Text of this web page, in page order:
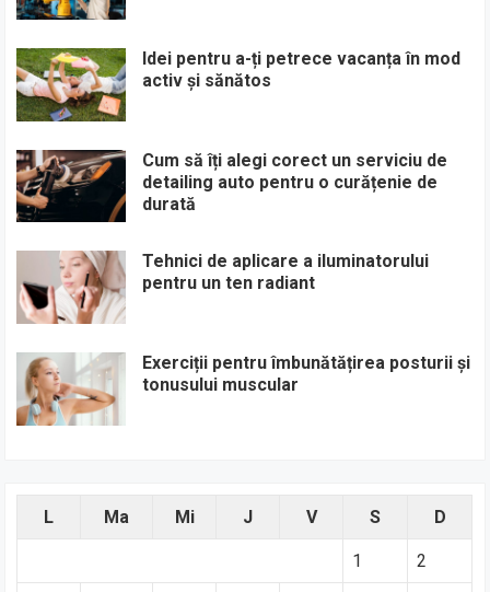
Idei pentru a-ți petrece vacanța în mod
activ și sănătos
Cum să îți alegi corect un serviciu de
detailing auto pentru o curățenie de
durată
Tehnici de aplicare a iluminatorului
pentru un ten radiant
Exerciții pentru îmbunătățirea posturii și
tonusului muscular
L Ma Mi J V S D
1 2